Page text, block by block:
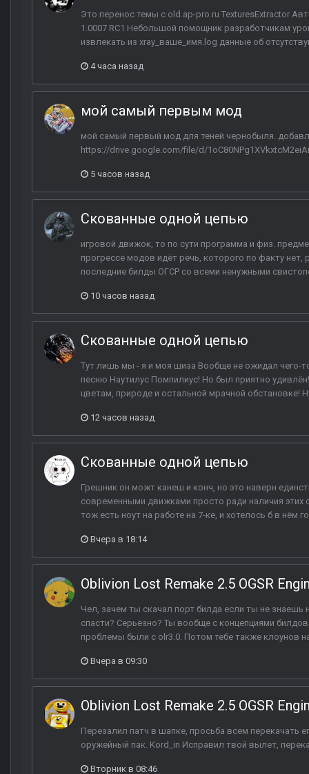
Это перенос темы с old.ap-pro.ru TexturesExtractor
1.0007 RC1 Небольшой помощник разработчикам
извлекать из xray_ваше_имя.log данные об
4 часа назад
мой самый первым мод
мой самый первый мод для теней чернобыля.
https://drive.google.com/file/d/
5 часов назад
Скованные одной цепью
игровой движок, то по сути программа и физ.
прогрессе модов идёт речь, которого по факту
последние билды ОГСР со всеми ненужными
10 часов назад
Скованные одной цепью
Тут лишь мы - я и моя шиза Вообще не ожидал чего-
песню Наутилус Помпилиус! Но был приятно
цветам, природе и остальной мрачной обстановке!
12 часов назад
Скованные одной цепью
Грешник он можт канеш и конч, но это наверн
современными движками просто ради наличия
тож есть ноут на работе на 7-ке, и хотелось б в нём
Вчера в 18:14
Oblivion Lost Remake 2.5 OGSR
Чел, зачем ты скачал порт билда если ты не
спасти? Серьёзно? Ты вообще с концепциями
проблемы были с olr3.0. Потом тебе также клоунов
Вчера в 09:30
Oblivion Lost Remake 2.5 OGSR
Перезалил патч в шапке, просьба всем перекачать
оружейный пак. Kord_in Исправил твой вылет,
Вторник в 08:46